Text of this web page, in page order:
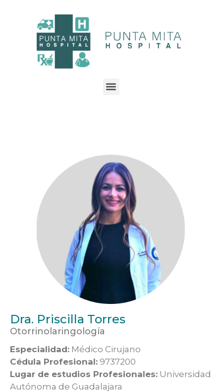
Dra. Priscilla Torres
Otorrinolaringología
Especialidad: Médico Cirujano
Cédula Profesional: 9737200
Lugar de estudios Profesionales: Universidad
Autónoma de Guadalajara